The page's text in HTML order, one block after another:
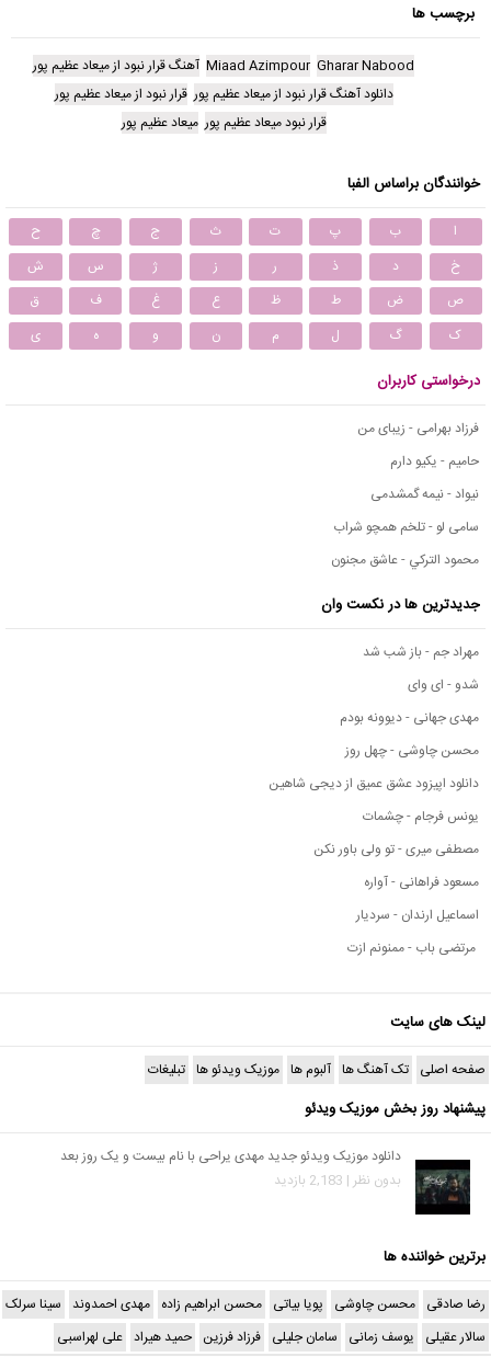
برچسب ها
Gharar Nabood
Miaad Azimpour آهنگ قرار نبود از میعاد عظیم پور
دانلود آهنگ قرار نبود از میعاد عظیم پور قرار نبود از میعاد عظیم پور
قرار نبود میعاد عظیم پور میعاد عظیم پور
خوانندگان براساس الفبا
ا ب پ ت ث ج چ
ح
خ
د ذ ر ز ژ س
ش
ص
ض ط ظ ع غ ف
ق
ک
گ ل م ن و ه ی
درخواستی کاربران
فرزاد بهرامی - زیبای من
حامیم - یکیو دارم
نیواد - نیمه گمشدمی
سامی لو - تلخم همچو شراب
محمود التركي - عاشق مجنون
جدیدترین ها در نکست وان
مهراد جم - باز شب شد
شدو - ای وای
مهدی جهانی - دیوونه بودم
محسن چاوشی - چهل روز
دانلود اپیزود عشق عمیق از دیجی شاهین
یونس فرجام - چشمات
مصطفی میری - تو ولی باور نکن
مسعود فراهانی - آواره
اسماعیل ارندان - سردیار
مرتضی باب - ممنونم ازت
لینک های سایت
صفحه اصلی تک آهنگ ها آلبوم ها موزیک ویدئو ها تبلیغات
پیشنهاد روز بخش موزیک ویدئو
دانلود موزیک ویدئو جدید مهدی یراحی با نام بیست و یک روز بعد
بدون نظر | 2,183 بازدید
برترین خواننده ها
رضا صادقی محسن چاوشی پویا بیاتی محسن ابراهیم زاده مهدی احمدوند سینا سرلک
سالار عقیلی یوسف زمانی سامان جلیلی فرزاد فرزین حمید هیراد علی لهراسبی